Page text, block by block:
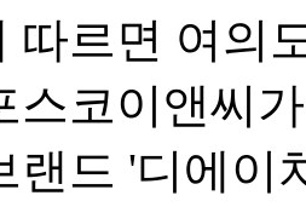
따르면 여의
스코이앤씨
랜드 '디에이